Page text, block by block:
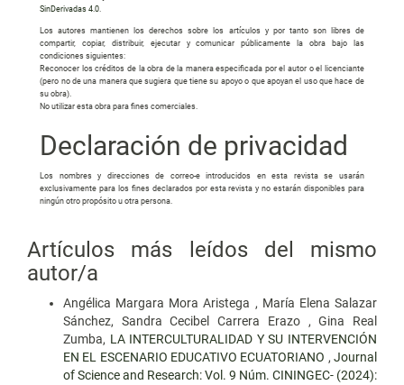
SinDerivadas 4.0
Los autores mantienen los derechos sobre los artículos y por tanto son libres de
compartir, copiar, distribuir, ejecutar y comunicar públicamente la obra bajo las
condiciones siguientes:
Reconocer los créditos de la obra de la manera especificada por el autor o el licenciante
(pero no de una manera que sugiera que tiene su apoyo o que apoyan el uso que hace de
su obra).
No utilizar esta obra para fines comerciales.
Declaración de privacidad
Los nombres y direcciones de correo-e introducidos en esta revista se usarán
exclusivamente para los fines declarados por esta revista y no estarán disponibles para
ningún otro propósito u otra persona.
Artículos más leídos del mismo
autor/a
Angélica Margara Mora Aristega , María Elena Salazar
Sánchez, Sandra Cecibel Carrera Erazo , Gina Real
Zumba, LA INTERCULTURALIDAD Y SU INTERVENCIÓN
EN EL ESCENARIO EDUCATIVO ECUATORIANO ,Journal
of Science and Research: Vol. 9 Núm. CININGEC- (2024):